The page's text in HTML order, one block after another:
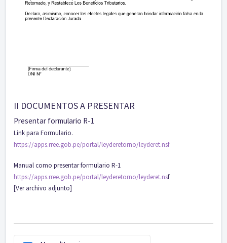
II DOCUMENTOS A PRESENTAR
Presentar formulario R-1
Link para Formulario.
https://apps.rree.gob.pe/portal/leyderetorno/leyderet.nsf
Manual como presentar formulario R-1
https://apps.rree.gob.pe/portal/leyderetorno/leyderet.nsf
[Ver archivo adjunto]